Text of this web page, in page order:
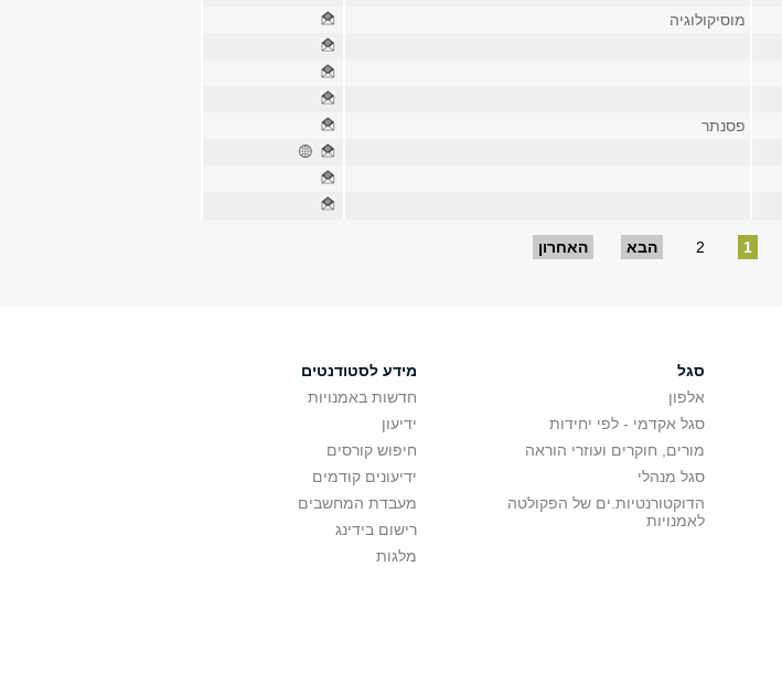
מוסיקולוגיה
פסנתר
1
2 הבא האחרון
סגל
אלפון
סגל אקדמי - לפי יחידות
מורים, חוקרים ועוזרי הוראה
סגל מנהלי
הדוקטורנטיות.ים של הפקולטה
לאמנויות
מידע לסטודנטים
חדשות באמנויות
ידיעון
חיפוש קורסים
ידיעונים קודמים
מעבדת המחשבים
רישום בידינג
מלגות